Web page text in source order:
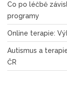
Co po léčbě
programy
Online terapie:
Autismus a
ČR